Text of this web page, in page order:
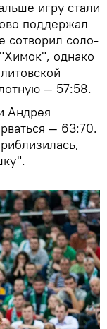
игру стали
поддержал
сотворил соло-
однако
— 57:58.
Андрея
— 63:70.